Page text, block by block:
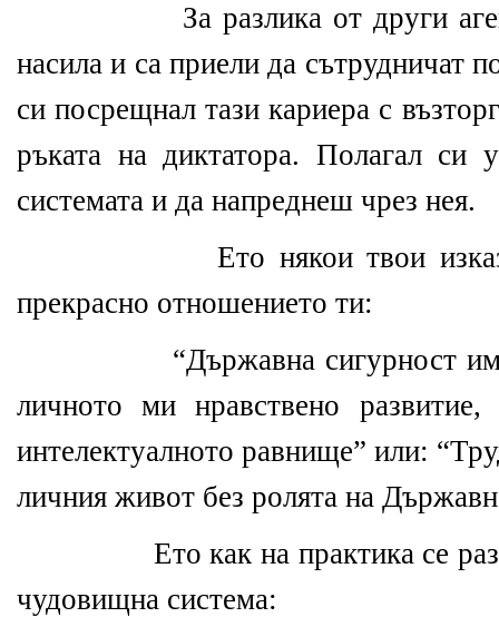
За разлика от други
насила и са приели да сътрудничат
си посрещнал тази кариера с
ръката на диктатора. Полагал си
системата и да напреднеш чрез нея.
Ето някои твои
прекрасно отношението ти:
“Държавна сигурност
личното ми нравствено развитие,
интелектуалното равнище” или:
личния живот без ролята на
Ето как на практика се
чудовищна система: